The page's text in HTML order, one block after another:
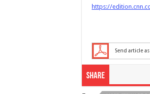
https://
Send article
Share